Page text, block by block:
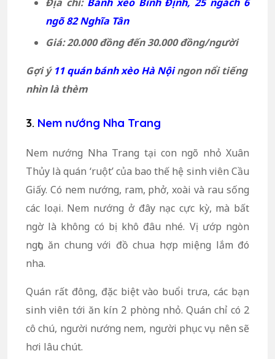
ngõ 82 Nghĩa Tân
Giá: 20.000 đồng đến 30.000 đồng/người
Gợi ý 11 quán bánh xèo Hà Nộingon nổi tiếng
nhìn là thèm
3. Nem nướng Nha Trang
Nem nướng Nha Trang tại con ngõ nhỏ Xuân
Thủy là quán ‘ruột’ của bao thế hệ sinh viên Cầu
Giấy. Có nem nướng, ram, phở, xoài và rau sống
các loại. Nem nướng ở đây nạc cực kỳ, mà bất
ngờ là không có bị khô đâu nhé. Vị ướp ngòn
ngọt, ăn chung với đồ chua hợp miệng lắm đó
nha.
Quán rất đông, đặc biệt vào buổi trưa, các bạn
sinh viên tới ăn kín 2 phòng nhỏ. Quán chỉ có 2
cô chú, người nướng nem, người phục vụ nên sẽ
hơi lâu chút.